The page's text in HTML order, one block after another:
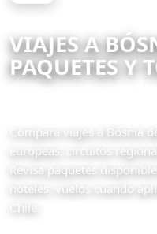
VIAJES A
PAQUETES Y
Compara viajes a Bósnia
europeas, circuitos
Revisa paquetes
hoteles, vuelos cuando
Chile.